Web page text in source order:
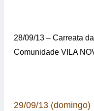
28/09/13 – Carreata
Comunidade VILA
29/09/13 (domingo)